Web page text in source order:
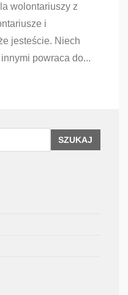
wolontariuszy z
i
jesteście. Niech
powraca do...
SZUKAJ